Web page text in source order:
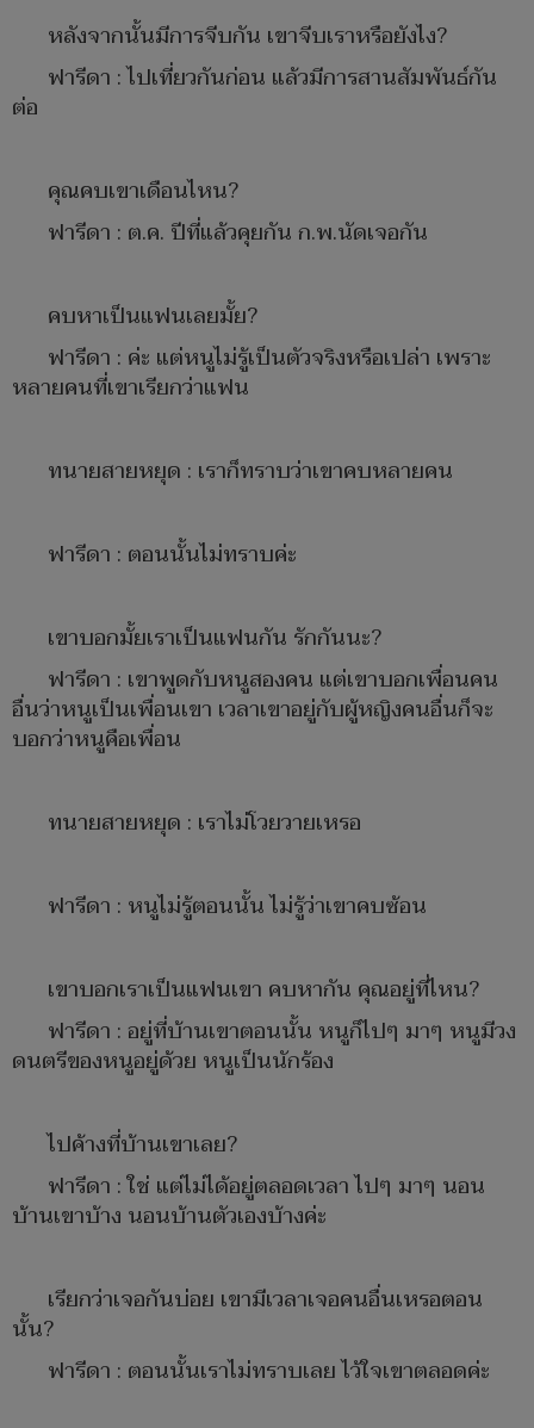
หลังจากนั้นมีการจีบกัน เขาจีบเราหรือยังไง?
ฟารีดา : ไปเที่ยวกันก่อน แล้วมีการสานสัมพันธ์กัน
ต่อ
คุณคบเขาเดือนไหน?
ฟารีดา : ต.ค. ปีที่แล้วคุยกัน ก.พ.นัดเจอกัน
คบหาเป็นแฟนเลยมั้ย?
ฟารีดา : ค่ะ แต่หนูไม่รู้เป็นตัวจริงหรือเปล่า เพราะ
หลายคนที่เขาเรียกว่าแฟน
ทนายสายหยุด : เราก็ทราบว่าเขาคบหลายคน
ฟารีดา : ตอนนั้นไม่ทราบค่ะ
เขาบอกมั้ยเราเป็นแฟนกัน รักกันนะ?
ฟารีดา : เขาพูดกับหนูสองคน แต่เขาบอกเพื่อนคน
อื่นว่าหนูเป็นเพื่อนเขา เวลาเขาอยู่กับผู้หญิงคนอื่นก็จะ
บอกว่าหนูคือเพื่อน
ทนายสายหยุด : เราไม่โวยวายเหรอ
ฟารีดา : หนูไม่รู้ตอนนั้น ไม่รู้ว่าเขาคบซ้อน
เขาบอกเราเป็นแฟนเขา คบหากัน คุณอยู่ที่ไหน?
ฟารีดา : อยู่ที่บ้านเขาตอนนั้น หนูก็ไปๆ มาๆ หนูมีวง
ดนตรีของหนูอยู่ด้วย หนูเป็นนักร้อง
ไปค้างที่บ้านเขาเลย?
ฟารีดา : ใช่ แต่ไม่ได้อยู่ตลอดเวลา ไปๆ มาๆ นอน
บ้านเขาบ้าง นอนบ้านตัวเองบ้างค่ะ
เรียกว่าเจอกันบ่อย เขามีเวลาเจอคนอื่นเหรอตอน
นั้น?
ฟารีดา : ตอนนั้นเราไม่ทราบเลย ไว้ใจเขาตลอดค่ะ